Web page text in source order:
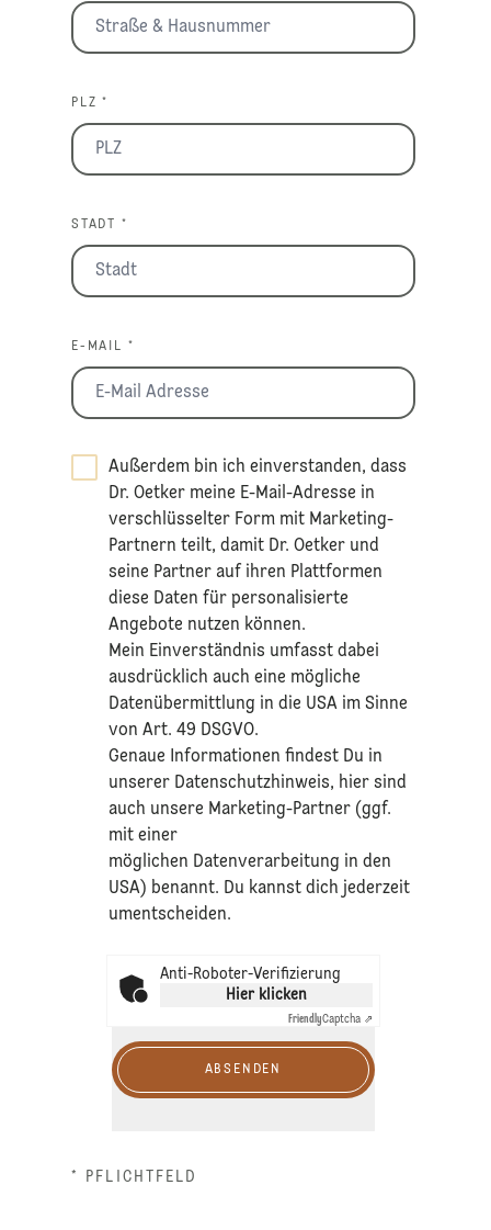
PLZ *
STADT *
E-MAIL *
Außerdem bin ich einverstanden, dass
Dr. Oetker meine E-Mail-Adresse in
verschlüsselter Form mit Marketing-
Partnern teilt, damit Dr. Oetker und
seine Partner auf ihren Plattformen
diese Daten für personalisierte
Angebote nutzen können.
Mein Einverständnis umfasst dabei
ausdrücklich auch eine mögliche
Datenübermittlung in die USA im Sinne
von Art. 49 DSGVO.​
​Genaue Informationen findest Du in
unserer Datenschutzhinweis, hier sind
auch unsere Marketing-Partner (ggf.
mit einer
möglichen Datenverarbeitung in den
USA) benannt. Du kannst dich jederzeit
umentscheiden.
Anti-Roboter-Verifizierung
Hier klicken
FriendlyCaptcha ⇗
ABSENDEN
* PFLICHTFELD